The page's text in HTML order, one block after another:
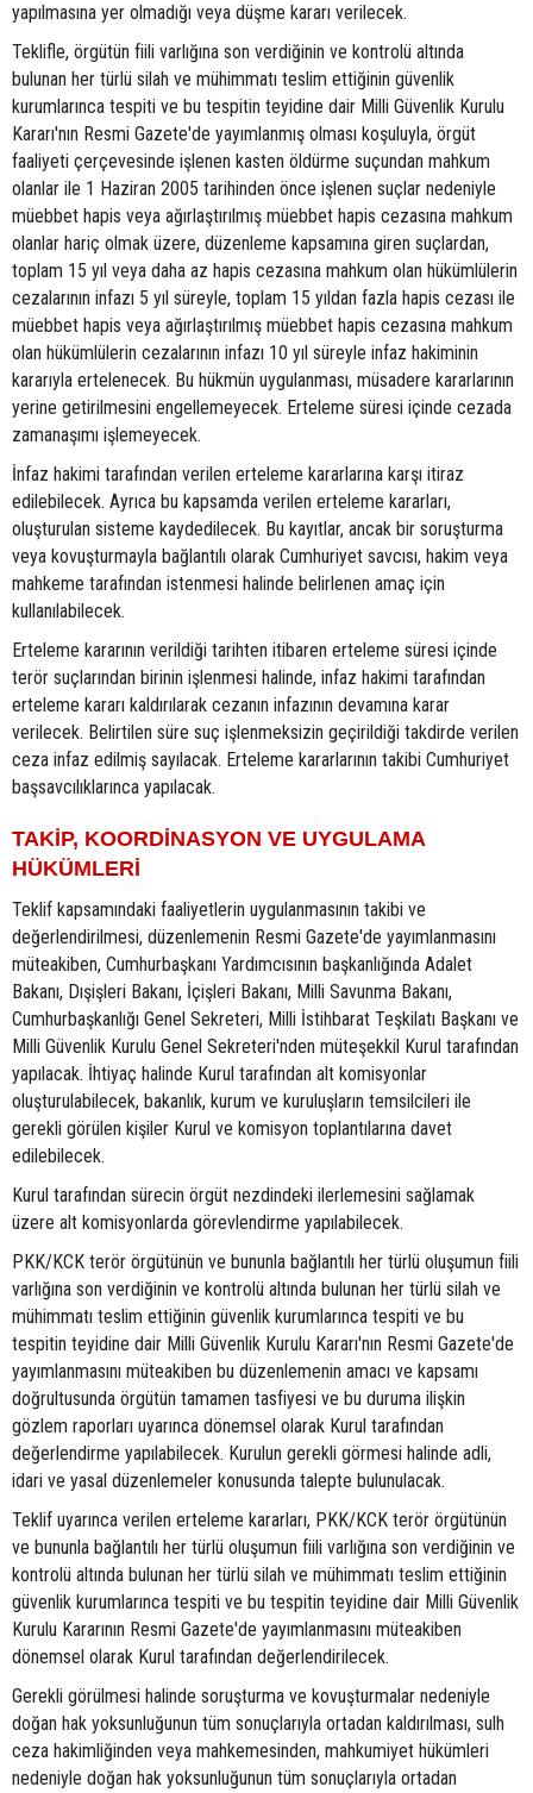
yapılmasına yer olmadığı veya düşme kararı verilecek.
Teklifle, örgütün fiili varlığına son verdiğinin ve kontrolü altında
bulunan her türlü silah ve mühimmatı teslim ettiğinin güvenlik
kurumlarınca tespiti ve bu tespitin teyidine dair Milli Güvenlik Kurulu
Kararı'nın Resmi Gazete'de yayımlanmış olması koşuluyla, örgüt
faaliyeti çerçevesinde işlenen kasten öldürme suçundan mahkum
olanlar ile 1 Haziran 2005 tarihinden önce işlenen suçlar nedeniyle
müebbet hapis veya ağırlaştırılmış müebbet hapis cezasına mahkum
olanlar hariç olmak üzere, düzenleme kapsamına giren suçlardan,
toplam 15 yıl veya daha az hapis cezasına mahkum olan hükümlülerin
cezalarının infazı 5 yıl süreyle, toplam 15 yıldan fazla hapis cezası ile
müebbet hapis veya ağırlaştırılmış müebbet hapis cezasına mahkum
olan hükümlülerin cezalarının infazı 10 yıl süreyle infaz hakiminin
kararıyla ertelenecek. Bu hükmün uygulanması, müsadere kararlarının
yerine getirilmesini engellemeyecek. Erteleme süresi içinde cezada
zamanaşımı işlemeyecek.
İnfaz hakimi tarafından verilen erteleme kararlarına karşı itiraz
edilebilecek. Ayrıca bu kapsamda verilen erteleme kararları,
oluşturulan sisteme kaydedilecek. Bu kayıtlar, ancak bir soruşturma
veya kovuşturmayla bağlantılı olarak Cumhuriyet savcısı, hakim veya
mahkeme tarafından istenmesi halinde belirlenen amaç için
kullanılabilecek.
Erteleme kararının verildiği tarihten itibaren erteleme süresi içinde
terör suçlarından birinin işlenmesi halinde, infaz hakimi tarafından
erteleme kararı kaldırılarak cezanın infazının devamına karar
verilecek. Belirtilen süre suç işlenmeksizin geçirildiği takdirde verilen
ceza infaz edilmiş sayılacak. Erteleme kararlarının takibi Cumhuriyet
başsavcılıklarınca yapılacak.
TAKİP, KOORDİNASYON VE UYGULAMA
HÜKÜMLERİ
Teklif kapsamındaki faaliyetlerin uygulanmasının takibi ve
değerlendirilmesi, düzenlemenin Resmi Gazete'de yayımlanmasını
müteakiben, Cumhurbaşkanı Yardımcısının başkanlığında Adalet
Bakanı, Dışişleri Bakanı, İçişleri Bakanı, Milli Savunma Bakanı,
Cumhurbaşkanlığı Genel Sekreteri, Milli İstihbarat Teşkilatı Başkanı ve
Milli Güvenlik Kurulu Genel Sekreteri'nden müteşekkil Kurul tarafından
yapılacak. İhtiyaç halinde Kurul tarafından alt komisyonlar
oluşturulabilecek, bakanlık, kurum ve kuruluşların temsilcileri ile
gerekli görülen kişiler Kurul ve komisyon toplantılarına davet
edilebilecek.
Kurul tarafından sürecin örgüt nezdindeki ilerlemesini sağlamak
üzere alt komisyonlarda görevlendirme yapılabilecek.
PKK/KCK terör örgütünün ve bununla bağlantılı her türlü oluşumun fiili
varlığına son verdiğinin ve kontrolü altında bulunan her türlü silah ve
mühimmatı teslim ettiğinin güvenlik kurumlarınca tespiti ve bu
tespitin teyidine dair Milli Güvenlik Kurulu Kararı'nın Resmi Gazete'de
yayımlanmasını müteakiben bu düzenlemenin amacı ve kapsamı
doğrultusunda örgütün tamamen tasfiyesi ve bu duruma ilişkin
gözlem raporları uyarınca dönemsel olarak Kurul tarafından
değerlendirme yapılabilecek. Kurulun gerekli görmesi halinde adli,
idari ve yasal düzenlemeler konusunda talepte bulunulacak.
Teklif uyarınca verilen erteleme kararları, PKK/KCK terör örgütünün
ve bununla bağlantılı her türlü oluşumun fiili varlığına son verdiğinin ve
kontrolü altında bulunan her türlü silah ve mühimmatı teslim ettiğinin
güvenlik kurumlarınca tespiti ve bu tespitin teyidine dair Milli Güvenlik
Kurulu Kararının Resmi Gazete'de yayımlanmasını müteakiben
dönemsel olarak Kurul tarafından değerlendirilecek.
Gerekli görülmesi halinde soruşturma ve kovuşturmalar nedeniyle
doğan hak yoksunluğunun tüm sonuçlarıyla ortadan kaldırılması, sulh
ceza hakimliğinden veya mahkemesinden, mahkumiyet hükümleri
nedeniyle doğan hak yoksunluğunun tüm sonuçlarıyla ortadan